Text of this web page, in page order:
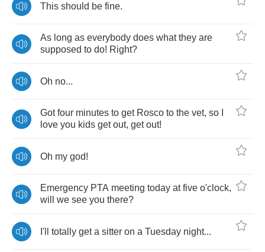
This should be fine.
As long as everybody does what they are
supposed to do! Right?
Oh no...
Got four minutes to get Rosco to the vet, so
love you kids get out, get out!
Oh my god!
Emergency PTA meeting today at five o'clock,
will
we see you there?
I'll totally get a sitter on a Tuesday night...